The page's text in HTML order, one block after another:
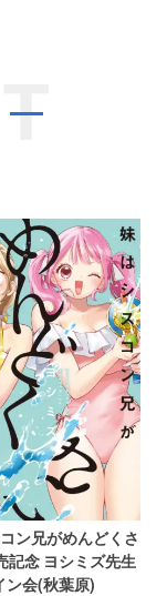
ン兄がめんどくさ
記念 ヨシミズ先生
ン会(秋葉原)